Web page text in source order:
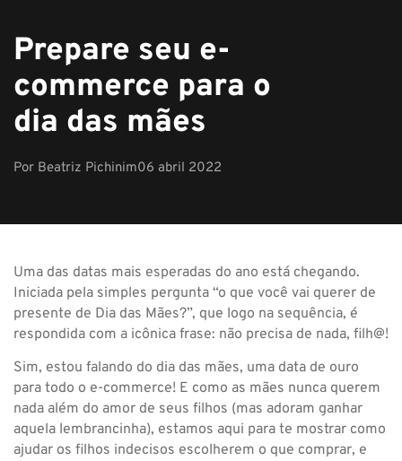
Prepare seu e-
commerce para o
dia das mães
Por Beatriz Pichinim06 abril 2022
Uma das datas mais esperadas do ano está chegando.
Iniciada pela simples pergunta “o que você vai querer de
presente de Dia das Mães?”, que logo na sequência, é
respondida com a icônica frase: não precisa de nada, filh@!
Sim, estou falando do dia das mães, uma data de ouro
para todo o e-commerce! E como as mães nunca querem
nada além do amor de seus filhos (mas adoram ganhar
aquela lembrancinha), estamos aqui para te mostrar como
ajudar os filhos indecisos escolherem o que comprar, e